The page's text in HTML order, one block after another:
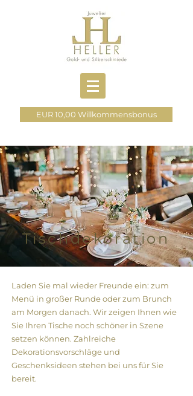
EUR 10,00 Willkommensbonus
Tischdekoration
Laden Sie mal wieder Freunde ein: zum
Menü in großer Runde oder zum Brunch
am Morgen danach. Wir zeigen Ihnen wie
Sie Ihren Tische noch schöner in Szene
setzen können. Zahlreiche
Dekorationsvorschläge und
Geschenksideen stehen bei uns für Sie
bereit.